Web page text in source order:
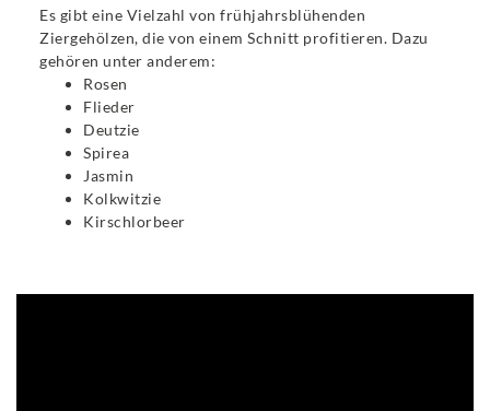
Es gibt eine Vielzahl von frühjahrsblühenden
Ziergehölzen, die von einem Schnitt profitieren. Dazu
gehören unter anderem:
Rosen
Flieder
Deutzie
Spirea
Jasmin
Kolkwitzie
Kirschlorbeer